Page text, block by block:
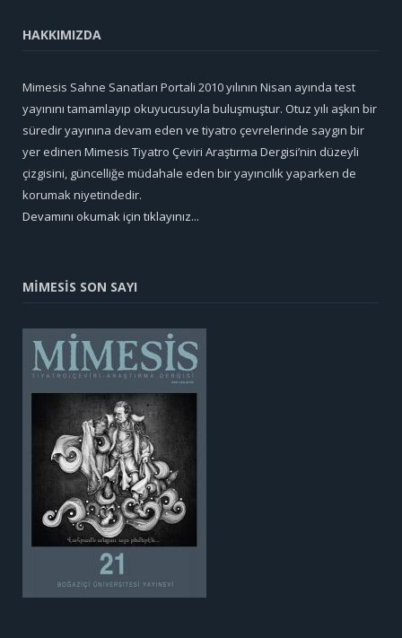
HAKKIMIZDA
Mimesis Sahne Sanatları Portali 2010 yılının Nisan ayında test
yayınını tamamlayıp okuyucusuyla buluşmuştur. Otuz yılı aşkın bir
süredir yayınına devam eden ve tiyatro çevrelerinde saygın bir
yer edinen Mimesis Tiyatro Çeviri Araştırma Dergisi’nin düzeyli
çizgisini, güncelliğe müdahale eden bir yayıncılık yaparken de
korumak niyetindedir.
Devamını okumak için tıklayınız...
MİMESİS SON SAYI